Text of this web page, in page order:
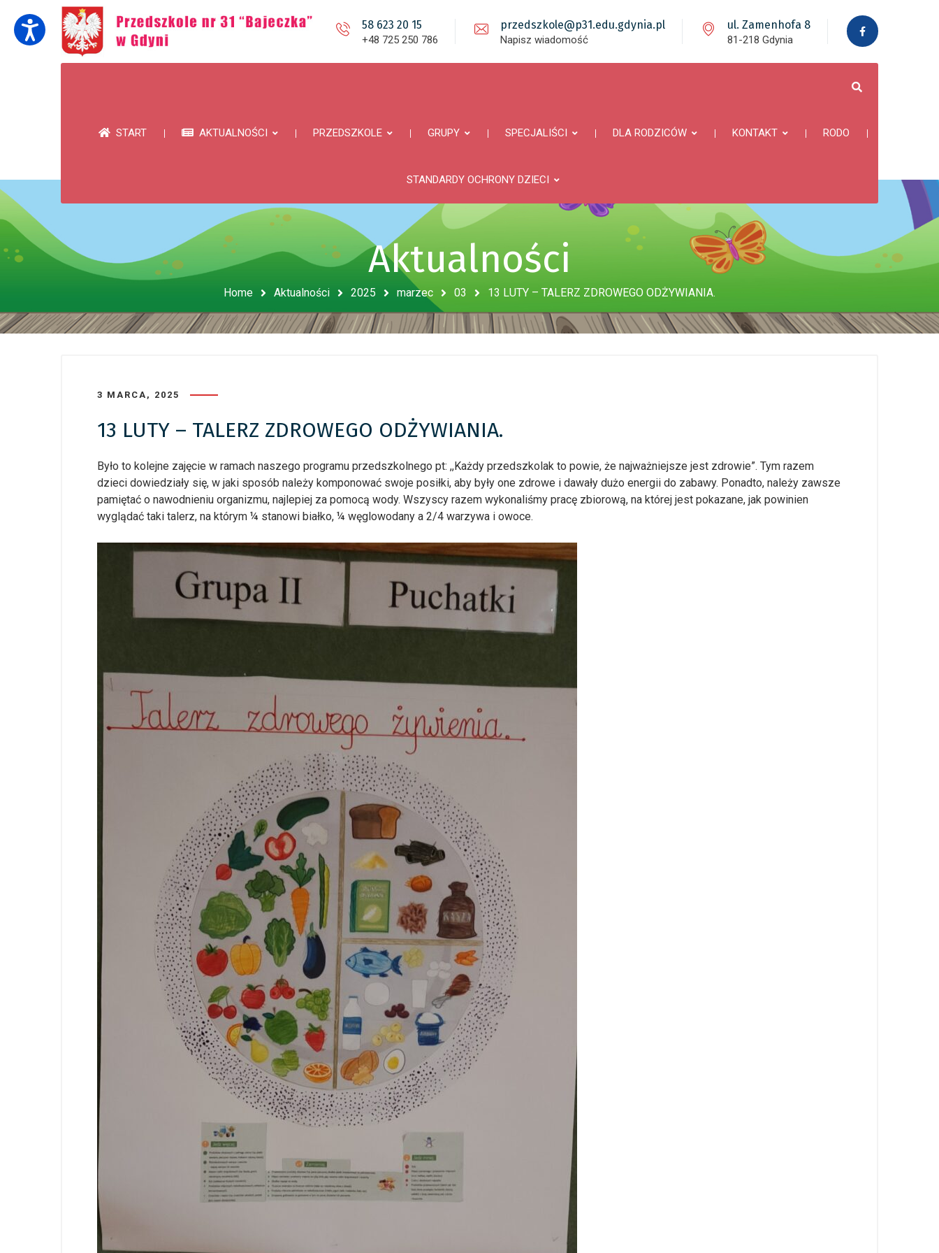
58 623 20 15
+48 725 250 786
przedszkole@p31.edu.gdynia.pl
Napisz wiadomość
ul. Zamenhofa 8
81-218 Gdynia
START AKTUALNOŚCI PRZEDSZKOLE GRUPY SPECJALIŚCI DLA RODZICÓW KONTAKT RODO
STANDARDY OCHRONY DZIECI
Aktualności
Home Aktualności 2025 marzec 03 13 LUTY – TALERZ ZDROWEGO ODŻYWIANIA.
3 MARCA, 2025
13 LUTY – TALERZ ZDROWEGO ODŻYWIANIA.
Było to kolejne zajęcie w ramach naszego programu przedszkolnego pt: ,,Każdy przedszkolak to powie, że najważniejsze jest zdrowie”. Tym razem
dzieci dowiedziały się, w jaki sposób należy komponować swoje posiłki, aby były one zdrowe i dawały dużo energii do zabawy. Ponadto, należy zawsze
pamiętać o nawodnieniu organizmu, najlepiej za pomocą wody. Wszyscy razem wykonaliśmy pracę zbiorową, na której jest pokazane, jak powinien
wyglądać taki talerz, na którym ¼ stanowi białko, ¼ węglowodany a 2/4 warzywa i owoce.